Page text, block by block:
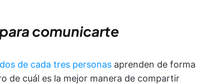
comunicarte
dos de cada tres personas aprenden de forma
de cuál es la mejor manera de compartir